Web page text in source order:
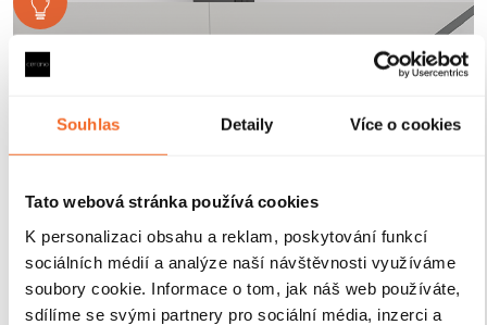
Souhlas Detaily Více o cookies
Tato webová stránka používá cookies
K personalizaci obsahu a reklam, poskytování funkcí
sociálních médií a analýze naší návštěvnosti využíváme
soubory cookie. Informace o tom, jak náš web používáte,
sdílíme se svými partnery pro sociální média, inzerci a